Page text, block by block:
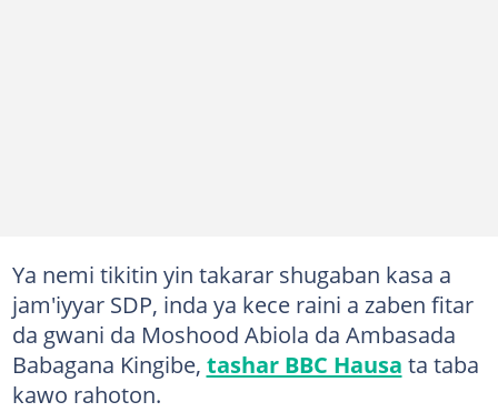
Ya nemi tikitin yin takarar shugaban kasa a
jam'iyyar SDP, inda ya kece raini a zaben fitar
da gwani da Moshood Abiola da Ambasada
Babagana Kingibe, tashar BBC Hausa ta taba
kawo rahoton.